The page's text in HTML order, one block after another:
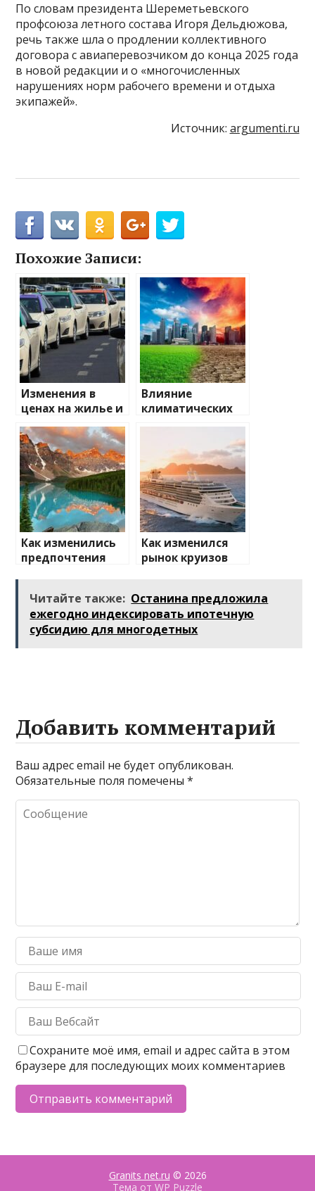
По словам президента Шереметьевского
профсоюза летного состава Игоря Дельдюжова,
речь также шла о продлении коллективного
договора с авиаперевозчиком до конца 2025 года
в новой редакции и о «многочисленных
нарушениях норм рабочего времени и отдыха
экипажей».
Источник: argumenti.ru
Похожие Записи:
Изменения в
ценах на жилье и
транспорт: что
ожидать
Влияние
климатических
изменений на
направления
Как изменились
предпочтения
Как изменился
рынок круизов
Читайте также: Останина предложила
ежегодно индексировать ипотечную
субсидию для многодетных
Добавить комментарий
Ваш адрес email не будет опубликован.
Обязательные поля помечены*
Сохраните моё имя, email и адрес сайта в этом
браузере для последующих моих комментариев
Granits net.ru © 2026
Тема от WP Puzzle